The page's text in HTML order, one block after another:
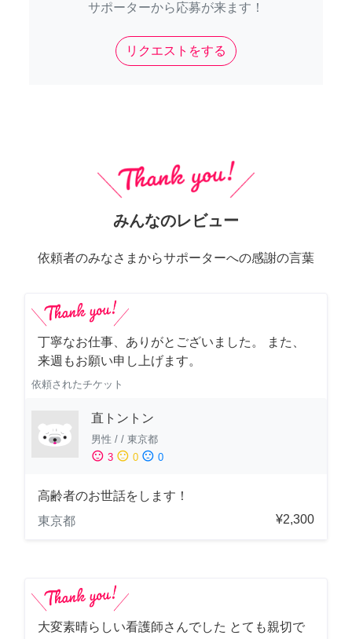
サポーターから応募が来ます！
リクエストをする
みんなのレビュー
依頼者のみなさまからサポーターへの感謝の言葉
丁寧なお仕事、ありがとございました。 また、
来週もお願い申し上げます。
依頼されたチケット
直トントン
男性 / / 東京都
sentiment_satisfied 3 sentiment_neutral 0 sentiment_dissatisfied 0
高齢者のお世話をします！
東京都
¥2,300
大変素晴らしい看護師さんでした とても親切で